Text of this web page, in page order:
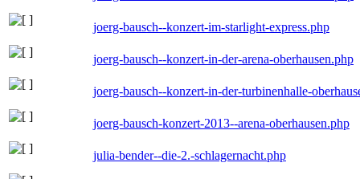
joerg-bausch--konzert-im-starlight-express.php
joerg-bausch--konzert-in-der-arena-oberhausen.php
joerg-bausch--konzert-in-der-turbinenhalle-
joerg-bausch-konzert-2013--arena-oberhausen.php
julia-bender--die-2.-schlagernacht.php